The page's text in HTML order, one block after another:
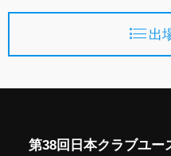
出
第38回日本クラブユー